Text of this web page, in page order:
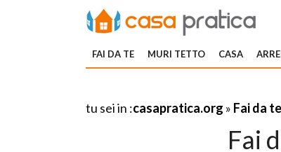
FAI DA TE MURI TETTO CASA
tu sei in :casapratica.org » Fai da te
Fai